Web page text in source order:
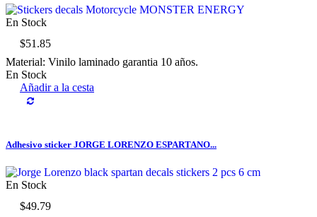
En Stock
$51.85
Material: Vinilo laminado garantia 10 años.
En Stock
Añadir a la cesta
Adhesivo sticker JORGE LORENZO ESPARTANO...
En Stock
$49.79